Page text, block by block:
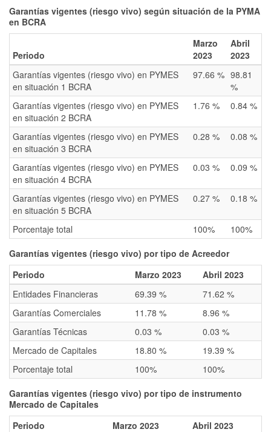
Garantías vigentes (riesgo vivo) según situación de la PYMA
en BCRA
Periodo
Marzo
2023
Abril
2023
Garantías vigentes (riesgo vivo) en PYMES
en situación 1 BCRA
97.66 % 98.81
%
Garantías vigentes (riesgo vivo) en PYMES
en situación 2 BCRA
1.76 % 0.84 %
Garantías vigentes (riesgo vivo) en PYMES
en situación 3 BCRA
0.28 % 0.08 %
Garantías vigentes (riesgo vivo) en PYMES
en situación 4 BCRA
0.03 % 0.09 %
Garantías vigentes (riesgo vivo) en PYMES
en situación 5 BCRA
0.27 % 0.18 %
Porcentaje total 100%
100%
Garantías vigentes (riesgo vivo) por tipo de Acreedor
Periodo
Marzo 2023
Abril 2023
Entidades Financieras
69.39 %
71.62 %
Garantías Comerciales
11.78 %
8.96 %
Garantías Técnicas
0.03 %
0.03 %
Mercado de Capitales
18.80 %
19.39 %
Porcentaje total
100%
100%
Garantías vigentes (riesgo vivo) por tipo de instrumento
Mercado de Capitales
Periodo
Marzo 2023
Abril 2023